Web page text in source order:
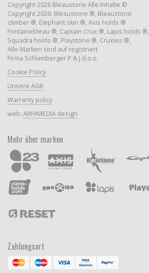
Copyright 2026 Bleaustone Alle Inhalte ©
Copyright 2026: Bleaustone ®, Bleaustone
climber ®, Elephant skin ®, Axis holds ®
Fontainebleau ®, Captain Crux ®, Lapis holds ®,
Squadra holds ®, Playstone ®, Cruxies ®,
Alle Marken sind auf registriert
Firma Schlamberger P & J d.o.o.
Cookie Policy
Unsere AGB
Warranty policy
web: ARHIMEDIA design
Mehr über marken
Zahlungsart